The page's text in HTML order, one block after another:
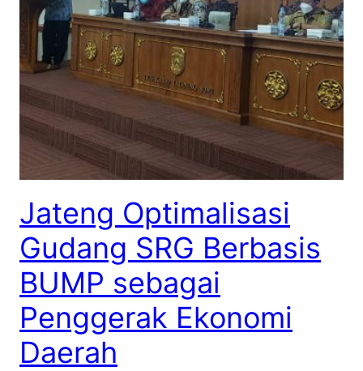
Jateng Optimalisasi
Gudang SRG Berbasis
BUMP sebagai
Penggerak Ekonomi
Daerah